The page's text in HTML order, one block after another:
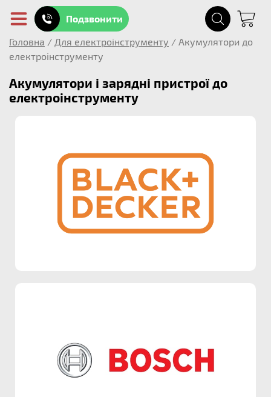
Подзвонити
Головна / Для електроінструменту / Акумулятори до
електроінструменту
Акумулятори і зарядні пристрої до
електроінструменту